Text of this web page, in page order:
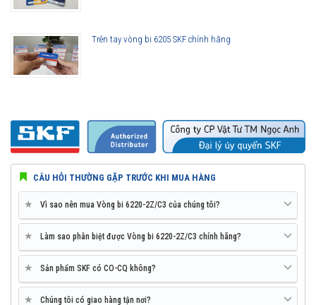
Trên tay vòng bi 6205 SKF chính hãng
CÂU HỎI THƯỜNG GẶP TRƯỚC KHI MUA HÀNG
★ Vì sao nên mua Vòng bi 6220-2Z/C3 của chúng tôi?
★ Làm sao phân biệt được Vòng bi 6220-2Z/C3 chính hãng?
★ Sản phẩm SKF có CO-CQ không?
★ Chúng tôi có giao hàng tận nơi?